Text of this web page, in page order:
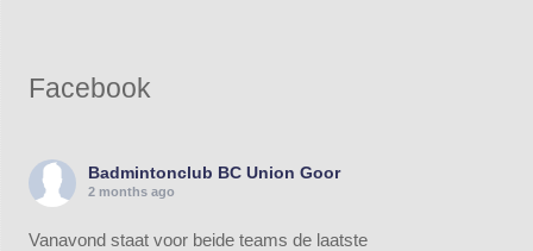
Facebook
Badmintonclub BC Union Goor
2 months ago
Vanavond staat voor beide teams de laatste